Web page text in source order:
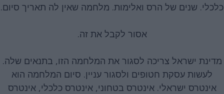
כלכלי. שנים של הרס ואלימות. מלחמה שאין לה תאריך סיום.
אסור לקבל את זה.
מדינת ישראל צריכה לסגור את המלחמה הזו, בתנאים שלה.
לעשות עסקת חטופים ולסגור עניין. סיום המלחמה הוא
אינטרס ישראלי. אינטרס בטחוני, אינטרס כלכלי, אינטרס